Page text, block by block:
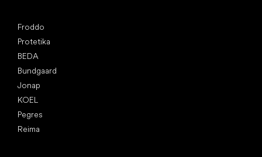
Froddo
Protetika
BEDA
Bundgaard
Jonap
KOEL
Pegres
Reima